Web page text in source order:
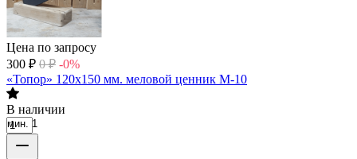
Цена по запросу
300 ₽ 0 ₽ -0%
«Топор» 120х150 мм. меловой ценник М-10
В наличии
мин. 1